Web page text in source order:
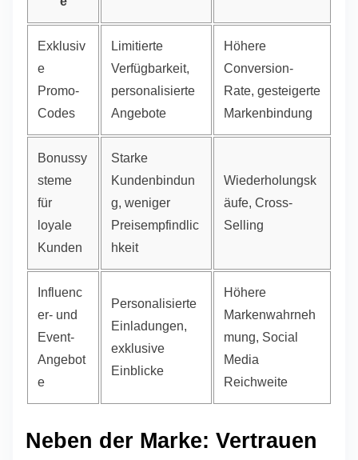
Exklusiv
e
Promo-
Codes
Limitierte
Verfügbarkeit,
personalisierte
Angebote
Höhere
Conversion-
Rate, gesteigerte
Markenbindung
Bonussy
steme
für
loyale
Kunden
Starke
Kundenbindun
g, weniger
Preisempfindlic
hkeit
Wiederholungsk
äufe, Cross-
Selling
Influenc
er- und
Event-
Angebot
e
Personalisierte
Einladungen,
exklusive
Einblicke
Höhere
Markenwahrneh
mung, Social
Media
Reichweite
Neben der Marke: Vertrauen